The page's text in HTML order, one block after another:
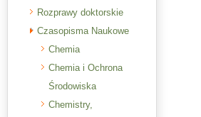
Rozprawy doktorskie
Czasopisma Naukowe
Chemia
Chemia i Ochrona
Środowiska
Chemistry,